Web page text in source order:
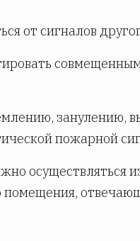
от сигналов
занулению,
пожарной
осуществляться
помещения,